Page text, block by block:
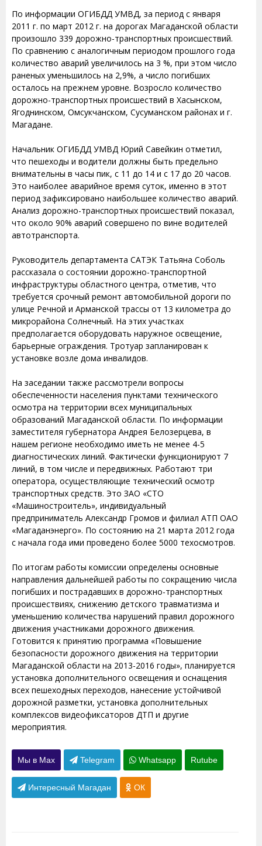
По информации ОГИБДД УМВД, за период с января
2011 г. по март 2012 г. на дорогах Магаданской области
произошло 339 дорожно-транспортных происшествий.
По сравнению с аналогичным периодом прошлого года
количество аварий увеличилось на 3 %, при этом число
раненых уменьшилось на 2,9%, а число погибших
осталось на прежнем уровне. Возросло количество
дорожно-транспортных происшествий в Хасынском,
Ягоднинском, Омсукчанском, Сусуманском районах и г.
Магадане.
Начальник ОГИБДД УМВД Юрий Савейкин отметил,
что пешеходы и водители должны быть предельно
внимательны в часы пик, с 11 до 14 и с 17 до 20 часов.
Это наиболее аварийное время суток, именно в этот
период зафиксировано наибольшее количество аварий.
Анализ дорожно-транспортных происшествий показал,
что около 90% аварий совершено по вине водителей
автотранспорта.
Руководитель департамента САТЭК Татьяна Соболь
рассказала о состоянии дорожно-транспортной
инфраструктуры областного центра, отметив, что
требуется срочный ремонт автомобильной дороги по
улице Речной и Арманской трассы от 13 километра до
микрорайона Солнечный. На этих участках
предполагается оборудовать наружное освещение,
барьерные ограждения. Тротуар запланирован к
установке возле дома инвалидов.
На заседании также рассмотрели вопросы
обеспеченности населения пунктами технического
осмотра на территории всех муниципальных
образований Магаданской области. По информации
заместителя губернатора Андрея Белозерцева, в
нашем регионе необходимо иметь не менее 4-5
диагностических линий. Фактически функционируют 7
линий, в том числе и передвижных. Работают три
оператора, осуществляющие технический осмотр
транспортных средств. Это ЗАО «СТО
«Машиностроитель», индивидуальный
предприниматель Александр Громов и филиал АТП ОАО
«Магаданэнерго». По состоянию на 21 марта 2012 года
с начала года ими проведено более 5000 техосмотров.
По итогам работы комиссии определены основные
направления дальнейшей работы по сокращению числа
погибших и пострадавших в дорожно-транспортных
происшествиях, снижению детского травматизма и
уменьшению количества нарушений правил дорожного
движения участниками дорожного движения.
Готовится к принятию программа «Повышение
безопасности дорожного движения на территории
Магаданской области на 2013-2016 годы», планируется
установка дополнительного освещения и оснащения
всех пешеходных переходов, нанесение устойчивой
дорожной разметки, установка дополнительных
комплексов видеофиксаторов ДТП и другие
мероприятия.
Мы в Max Telegram Whatsapp Rutube
Интересный Магадан ОК